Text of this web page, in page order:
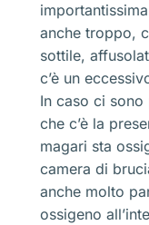
anche troppo,
sottile,
c’è un
In caso ci
che c’è la
magari sta
camera di
anche molto
ossigeno